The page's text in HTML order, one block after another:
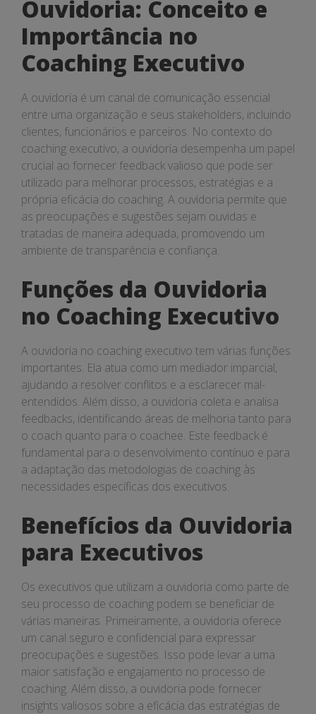
Ouvidoria: Conceito e
Importância no
Coaching Executivo
A ouvidoria é um canal de comunicação essencial
entre uma organização e seus stakeholders, incluindo
clientes, funcionários e parceiros. No contexto do
coaching executivo, a ouvidoria desempenha um papel
crucial ao fornecer feedback valioso que pode ser
utilizado para melhorar processos, estratégias e a
própria eficácia do coaching. A ouvidoria permite que
as preocupações e sugestões sejam ouvidas e
tratadas de maneira adequada, promovendo um
ambiente de transparência e confiança.
Funções da Ouvidoria
no Coaching Executivo
A ouvidoria no coaching executivo tem várias funções
importantes. Ela atua como um mediador imparcial,
ajudando a resolver conflitos e a esclarecer mal-
entendidos. Além disso, a ouvidoria coleta e analisa
feedbacks, identificando áreas de melhoria tanto para
o coach quanto para o coachee. Este feedback é
fundamental para o desenvolvimento contínuo e para
a adaptação das metodologias de coaching às
necessidades específicas dos executivos.
Benefícios da Ouvidoria
para Executivos
Os executivos que utilizam a ouvidoria como parte de
seu processo de coaching podem se beneficiar de
várias maneiras. Primeiramente, a ouvidoria oferece
um canal seguro e confidencial para expressar
preocupações e sugestões. Isso pode levar a uma
maior satisfação e engajamento no processo de
coaching. Além disso, a ouvidoria pode fornecer
insights valiosos sobre a eficácia das estratégias de